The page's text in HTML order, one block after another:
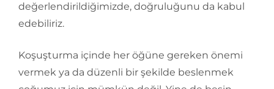
değerlendirildiğimizde, doğruluğunu da kabul
edebiliriz.
Koşuşturma içinde her öğüne gereken önemi
vermek ya da düzenli bir şekilde beslenmek